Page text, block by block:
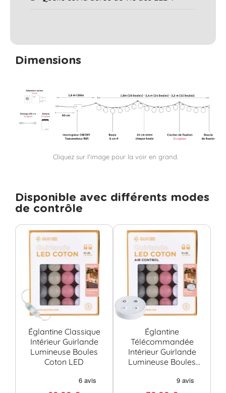
Dimensions
Cliquez sur l'image pour la voir en grand.
Disponible avec différents modes
de contrôle
Églantine Classique
Intérieur Guirlande
Lumineuse Boules
Coton LED
Églantine
Télécommandée
Intérieur Guirlande
Lumineuse Boules